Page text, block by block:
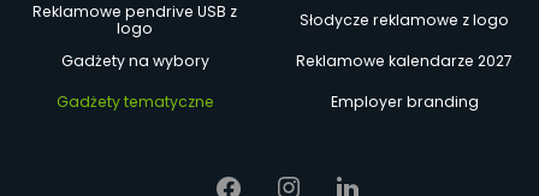
Reklamowe pendrive USB z
logo
Słodycze reklamowe z logo
Gadżety na wybory
Reklamowe kalendarze 2027
Gadżety tematyczne
Employer branding